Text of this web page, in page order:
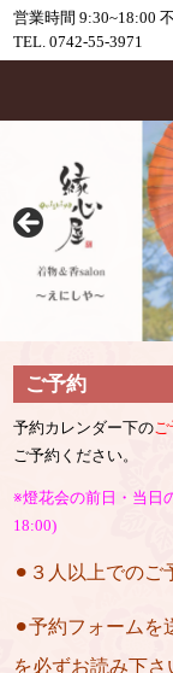
営業時間 9:30~18:00
TEL. 0742-55-3971
ご予約
予約カレンダー下の
ご予約ください。
※燈花会の前日・当日
18:00)
⚫︎３人以上での
⚫︎予約フォーム
を必ずお読み下さ